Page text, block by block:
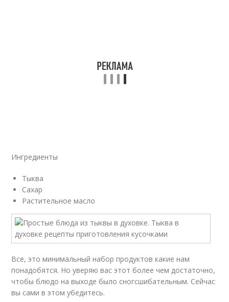
Ингредиенты
Тыква
Сахар
Растительное масло
Все, это минимальный набор продуктов какие нам
понадобятся. Но уверяю вас этот более чем достаточно,
чтобы блюдо на выходе было сногсшибательным. Сейчас
вы сами в этом убедитесь.